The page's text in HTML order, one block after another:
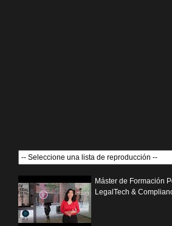
Máster de Formación
LegalTech &